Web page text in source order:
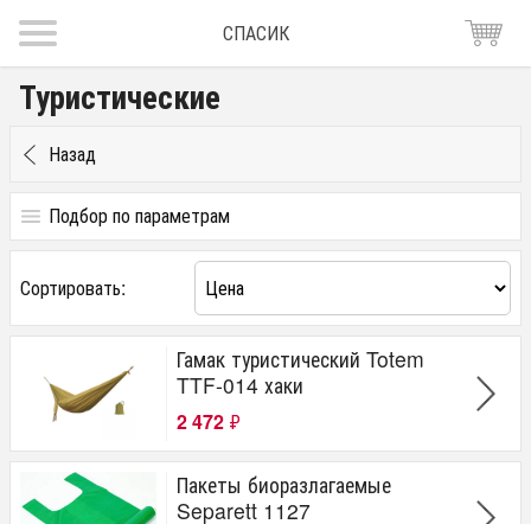
СПАСИК
Туристические
Назад
Подбор по параметрам
Цена
от
Тип
Аксессуары
туристический
Производитель
Tramp
Сортировать:
Гамак туристический Totem
TTF-014 хаки
2 472 ₽
Пакеты биоразлагаемые
Separett 1127